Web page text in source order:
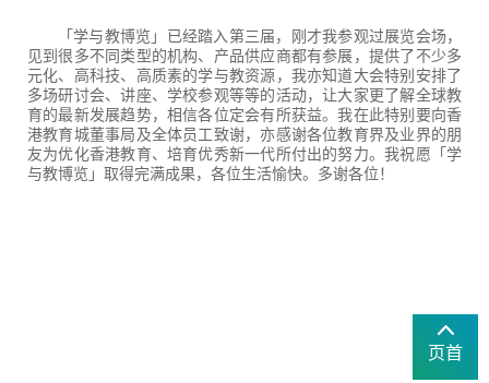
「学与教博览」已经踏入第三届，刚才我参观过展览会场，
见到很多不同类型的机构、产品供应商都有参展，提供了不少多
元化、高科技、高质素的学与教资源，我亦知道大会特别安排了
多场研讨会、讲座、学校参观等等的活动，让大家更了解全球教
育的最新发展趋势，相信各位定会有所获益。我在此特别要向香
港教育城董事局及全体员工致谢，亦感谢各位教育界及业界的朋
友为优化香港教育、培育优秀新一代所付出的努力。我祝愿「学
与教博览」取得完满成果，各位生活愉快。多谢各位！
页首